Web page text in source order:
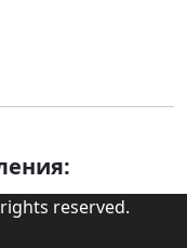
reserved.